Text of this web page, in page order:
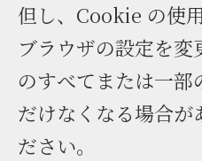
但し、Cookie の使
ブラウザの設定を変
のすべてまたは一
だけなくなる場合が
ださい。